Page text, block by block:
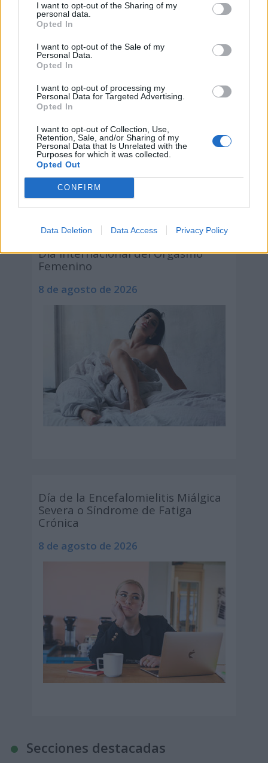
I want to opt-out of the Sharing of my
personal data.
Opted In
I want to opt-out of the Sale of my
Personal Data.
Opted In
I want to opt-out of processing my
Personal Data for Targeted Advertising.
Opted In
I want to opt-out of Collection, Use,
Retention, Sale, and/or Sharing of my
Personal Data that Is Unrelated with the
Purposes for which it was collected.
Opted Out
CONFIRM
Data Deletion Data Access Privacy Policy
Día Internacional del Orgasmo
Femenino
8 de agosto de 2026
Día de la Encefalomielitis Miálgica
Severa o Síndrome de Fatiga
Crónica
8 de agosto de 2026
Secciones destacadas